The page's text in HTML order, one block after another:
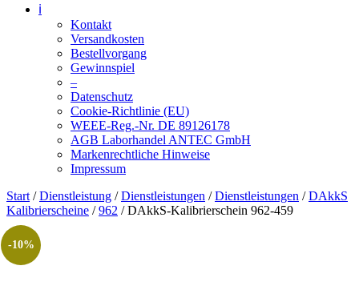
ℹ️
Kontakt
Versandkosten
Bestellvorgang
Gewinnspiel
–
Datenschutz
Cookie-Richtlinie (EU)
WEEE-Reg.-Nr. DE 89126178
AGB Laborhandel ANTEC GmbH
Markenrechtliche Hinweise
Impressum
Start /Dienstleistung /Dienstleistungen /Dienstleistungen /DAkkS
Kalibrierscheine /962 / DAkkS-Kalibrierschein 962-459
-10%